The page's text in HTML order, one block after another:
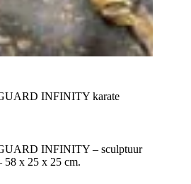
INFINITY karate
INFINITY – sculptuur
58 x 25 x 25 cm.